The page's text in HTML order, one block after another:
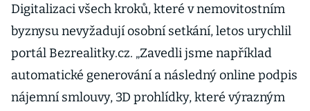
lihovarník
Žufánek
Digitalizaci všech kroků, které v nemovitostním
byznysu nevyžadují osobní setkání, letos urychlil
portál Bezrealitky.cz. „Zavedli jsme například
automatické generování a následný online podpis
nájemní smlouvy, 3D prohlídky, které výrazným